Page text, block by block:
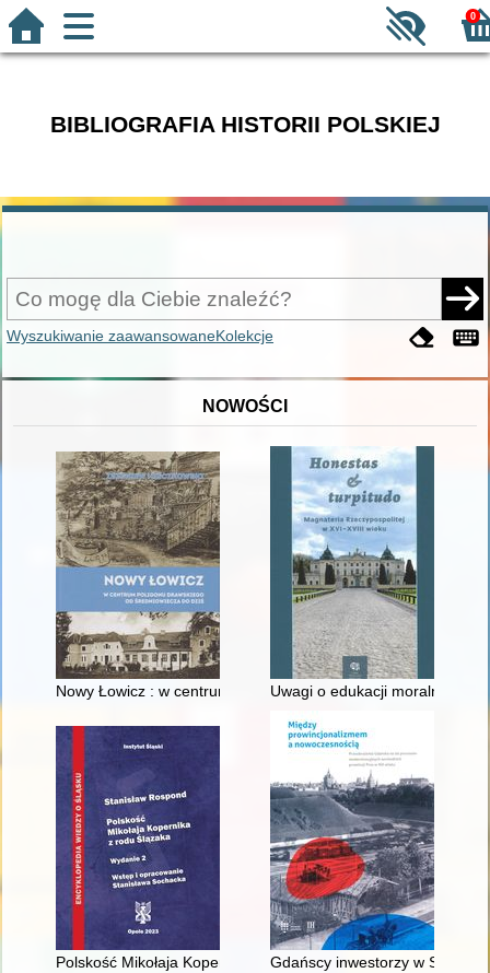
0
BIBLIOGRAFIA HISTORII POLSKIEJ
Wyszukiwanie zaawansowaneKolekcje
NOWOŚCI
Nowy Łowicz : w centrum poligonu drawskiego od
Uwagi o edukacji moralnej
Polskość Mikołaja Kopernika z rodu Ślązaka
Gdańscy inwestorzy w